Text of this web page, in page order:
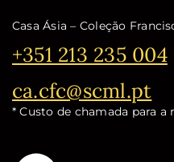
Casa Ásia – Coleção
Telefone:
+351 213 235 004
Email:
ca.cfc@scml.pt
* Custo de chamada para a